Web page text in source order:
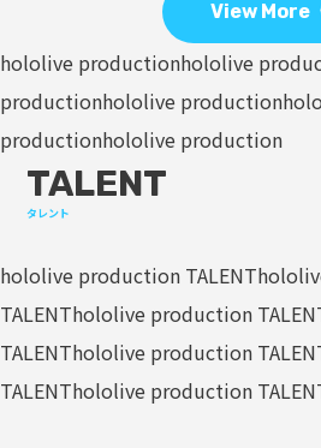
View More
hololive productionhololive
productionhololive production
productionhololive production
TALENT
タレント
hololive production TALENT
TALENThololive production
TALENThololive production
TALENThololive production